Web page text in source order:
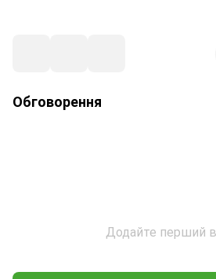
Обговорення
Додайте перший